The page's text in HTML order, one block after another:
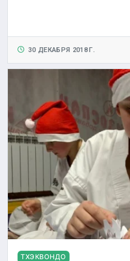
30 ДЕКАБРЯ 2018 Г.
ТХЭКВОНДО